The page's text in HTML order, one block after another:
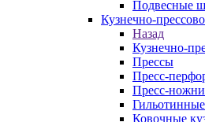
Подвесные
Кузнечно-
Назад
Кузнечно-
Прессы
Пресс-
Пресс-
Ковочные